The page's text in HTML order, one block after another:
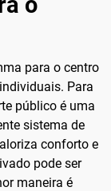
para o centro
Para
público é uma
sistema de
conforto e
pode ser
maneira é